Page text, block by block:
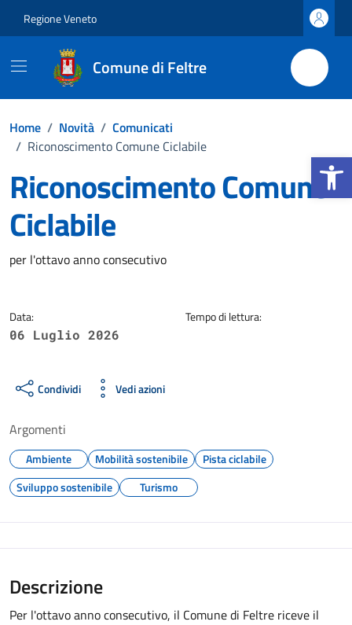
Apri la
Regione Veneto
Comune di Feltre
Home / Novità / Comunicati
/ Riconoscimento Comune Ciclabile
Riconoscimento Comune
Ciclabile
Dettagli della notizia
per l'ottavo anno consecutivo
Data:
06 Luglio 2026
Tempo di lettura:
Condividi Vedi azioni
Argomenti
Ambiente Mobilità sostenibile
Pista ciclabile
Sviluppo sostenibile
Turismo
Descrizione
Per l'ottavo anno consecutivo, il Comune di Feltre riceve il